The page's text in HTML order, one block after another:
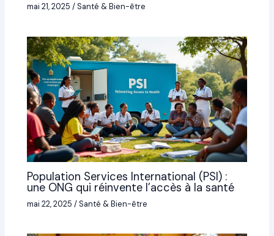
mai 21, 2025/Santé & Bien-être
Population Services International (PSI) :
une ONG qui réinvente l’accès à la santé
mai 22, 2025/Santé & Bien-être